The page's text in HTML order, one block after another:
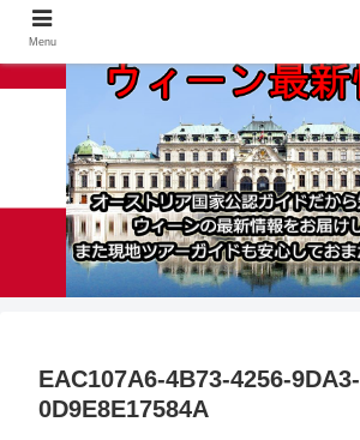
EAC107A6-4B73-4256-9DA3-
0D9E8E17584A
Menu